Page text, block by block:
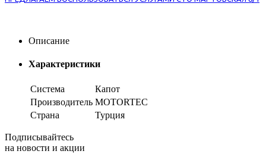
Описание
Характеристики
Система
Капот
Производитель MOTORTEC
Страна
Турция
Подписывайтесь
на новости и акции